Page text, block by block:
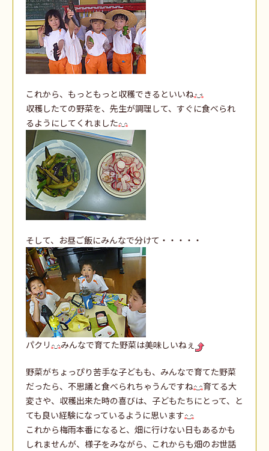
これから、もっともっと収穫できるといいね
収穫したての野菜を、先生が調理して、すぐに食べられ
るようにしてくれました
そして、お昼ご飯にみんなで分けて・・・・・
パクリ みんなで育てた野菜は美味しいねぇ
野菜がちょっぴり苦手な子どもも、みんなで育てた野菜
だったら、不思議と食べられちゃうんですね
育てる大
変さや、収穫出来た時の喜びは、子どもたちにとって、と
ても良い経験になっているように思います
これから梅雨本番になると、畑に行けない日もあるかも
しれませんが、様子をみながら、これからも畑のお世話